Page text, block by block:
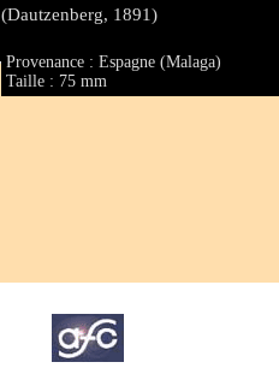
(Dautzenberg, 1891)
Provenance : Espagne (Malaga)
Taille : 75 mm